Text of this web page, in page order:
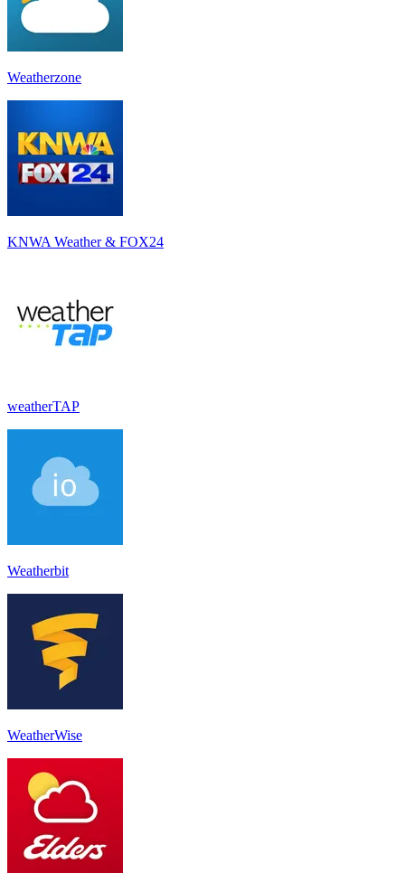
Weatherzone
KNWA Weather & FOX24
weatherTAP
Weatherbit
WeatherWise